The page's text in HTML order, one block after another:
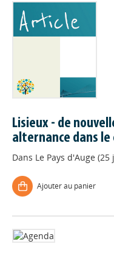
Lisieux - de
alternance dans
Dans Le Pays d'Auge
Ajouter au panier